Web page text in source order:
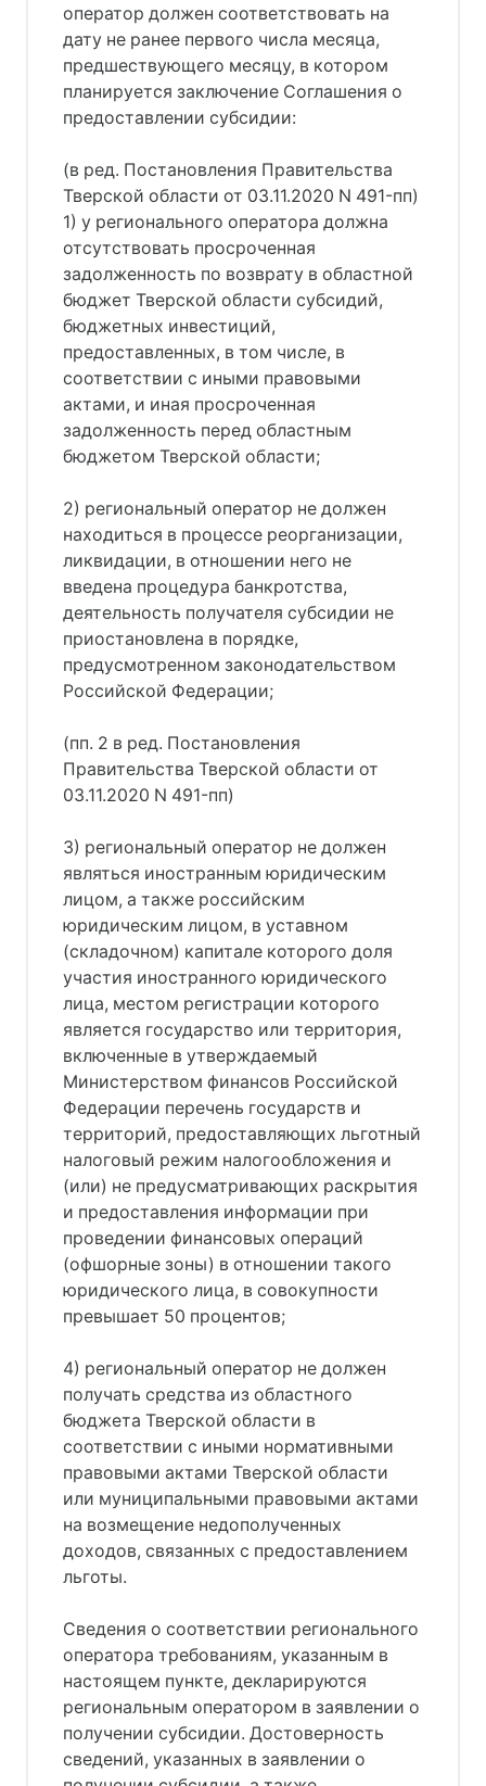
оператор должен соответствовать на
дату не ранее первого числа месяца,
предшествующего месяцу, в котором
планируется заключение Соглашения о
предоставлении субсидии:
(в ред. Постановления Правительства
Тверской области от 03.11.2020 N 491-пп)
1) у регионального оператора должна
отсутствовать просроченная
задолженность по возврату в областной
бюджет Тверской области субсидий,
бюджетных инвестиций,
предоставленных, в том числе, в
соответствии с иными правовыми
актами, и иная просроченная
задолженность перед областным
бюджетом Тверской области;
2) региональный оператор не должен
находиться в процессе реорганизации,
ликвидации, в отношении него не
введена процедура банкротства,
деятельность получателя субсидии не
приостановлена в порядке,
предусмотренном законодательством
Российской Федерации;
(пп. 2 в ред. Постановления
Правительства Тверской области от
03.11.2020 N 491-пп)
3) региональный оператор не должен
являться иностранным юридическим
лицом, а также российским
юридическим лицом, в уставном
(складочном) капитале которого доля
участия иностранного юридического
лица, местом регистрации которого
является государство или территория,
включенные в утверждаемый
Министерством финансов Российской
Федерации перечень государств и
территорий, предоставляющих льготный
налоговый режим налогообложения и
(или) не предусматривающих раскрытия
и предоставления информации при
проведении финансовых операций
(офшорные зоны) в отношении такого
юридического лица, в совокупности
превышает 50 процентов;
4) региональный оператор не должен
получать средства из областного
бюджета Тверской области в
соответствии с иными нормативными
правовыми актами Тверской области
или муниципальными правовыми актами
на возмещение недополученных
доходов, связанных с предоставлением
льготы.
Сведения о соответствии регионального
оператора требованиям, указанным в
настоящем пункте, декларируются
региональным оператором в заявлении о
получении субсидии. Достоверность
сведений, указанных в заявлении о